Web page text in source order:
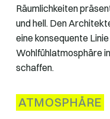
Räumlichkeiten
und hell. Den
eine konsequente
Wohlfühlatmosphäre
schaffen.
ATMOSPHÄRE